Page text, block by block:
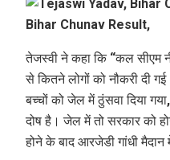
तेजस्वी ने कहा कि “कल सीएम
से कितने लोगों को नौकरी दी
बच्चों को जेल में ठुंसवा दिया
दोष है। जेल में तो सरकार को
होने के बाद आरजेडी गांधी मैदान